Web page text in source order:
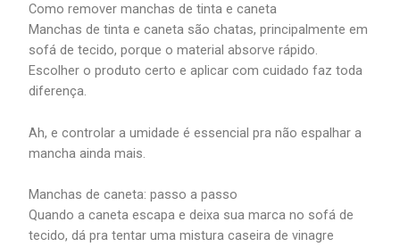
Como remover manchas de tinta e caneta
Manchas de tinta e caneta são chatas, principalmente em
sofá de tecido, porque o material absorve rápido.
Escolher o produto certo e aplicar com cuidado faz toda
diferença.
Ah, e controlar a umidade é essencial pra não espalhar a
mancha ainda mais.
Manchas de caneta: passo a passo
Quando a caneta escapa e deixa sua marca no sofá de
tecido, dá pra tentar uma mistura caseira de vinagre